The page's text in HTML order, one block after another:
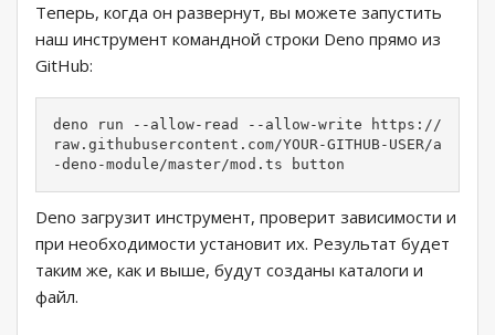
Теперь, когда он развернут, вы можете запустить
наш инструмент командной строки Deno прямо из
GitHub:
deno run --allow-read --allow-write https://
raw.githubusercontent.com/YOUR-GITHUB-USER/a
-deno-module/master/mod.ts button
Deno загрузит инструмент, проверит зависимости и
при необходимости установит их. Результат будет
таким же, как и выше, будут созданы каталоги и
файл.